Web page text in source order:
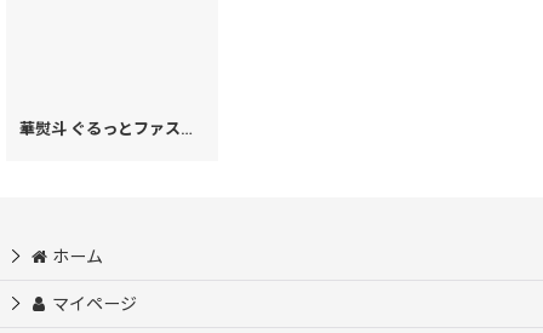
華熨斗 ぐるっとファスナーの長財布（絢爛柄）［t］
ホーム
マイページ